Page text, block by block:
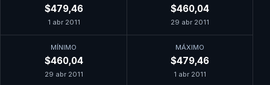
$479,46
1 abr 2011
$460,04
29 abr 2011
MÍNIMO
$460,04
29 abr 2011
MÁXIMO
$479,46
1 abr 2011